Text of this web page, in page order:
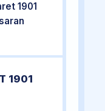
1901
1901